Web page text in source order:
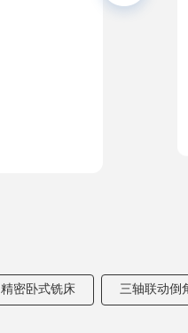
精密卧式铣床 三轴联动倒